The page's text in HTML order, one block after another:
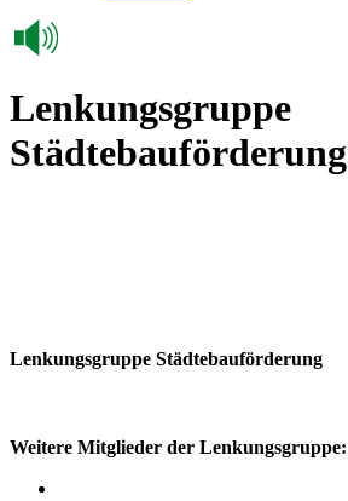
Lenkungsgruppe
Städtebauförderung
Lenkungsgruppe Städtebauförderung
Weitere Mitglieder der Lenkungsgruppe: